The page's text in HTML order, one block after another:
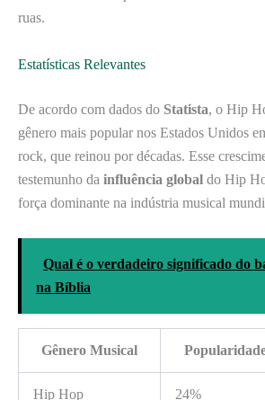
ruas.
Estatísticas Relevantes
De acordo com dados do Statista, o Hip
gênero mais popular nos Estados Unidos
rock, que reinou por décadas. Esse
testemunho da influência global do Hip
força dominante na indústria musical
Qual é o verdadeiro significado do
na Bíblia
Gênero Musical
Hip Hop 24%